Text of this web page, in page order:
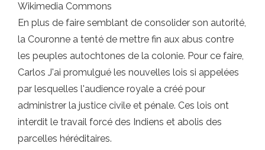
Wikimedia Commons
En plus de faire semblant de consolider son autorité,
la Couronne a tenté de mettre fin aux abus contre
les peuples autochtones de la colonie. Pour ce faire,
Carlos J'ai promulgué les nouvelles lois si appelées
par lesquelles l'audience royale a créé pour
administrer la justice civile et pénale. Ces lois ont
interdit le travail forcé des Indiens et abolis des
parcelles héréditaires.